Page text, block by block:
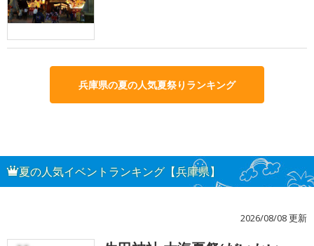
兵庫県の夏の人気夏祭りランキング
夏の人気イベントランキング【兵庫県】
2026/08/08 更新